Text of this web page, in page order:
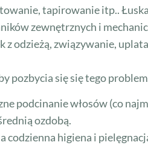
tapirowanie itp..
zewnętrznych i
z odzieżą, związywanie,
pozbycia się się tego
podcinanie włosów (co
ozdobą.
codzienna higiena i